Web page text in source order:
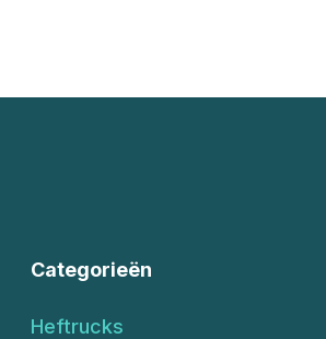
Categorieën
Heftrucks